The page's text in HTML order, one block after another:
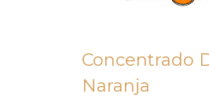
Concentrado
Naranja